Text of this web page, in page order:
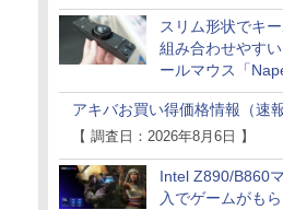
Thermaltakeから
スリム形状でキ
組み合わせやす
ールマウス「
Keychronから
アキバお買い得価格情報（速報
【 調査日：2026年8月6日 】
Intel Z890/B860
入でゲームがも